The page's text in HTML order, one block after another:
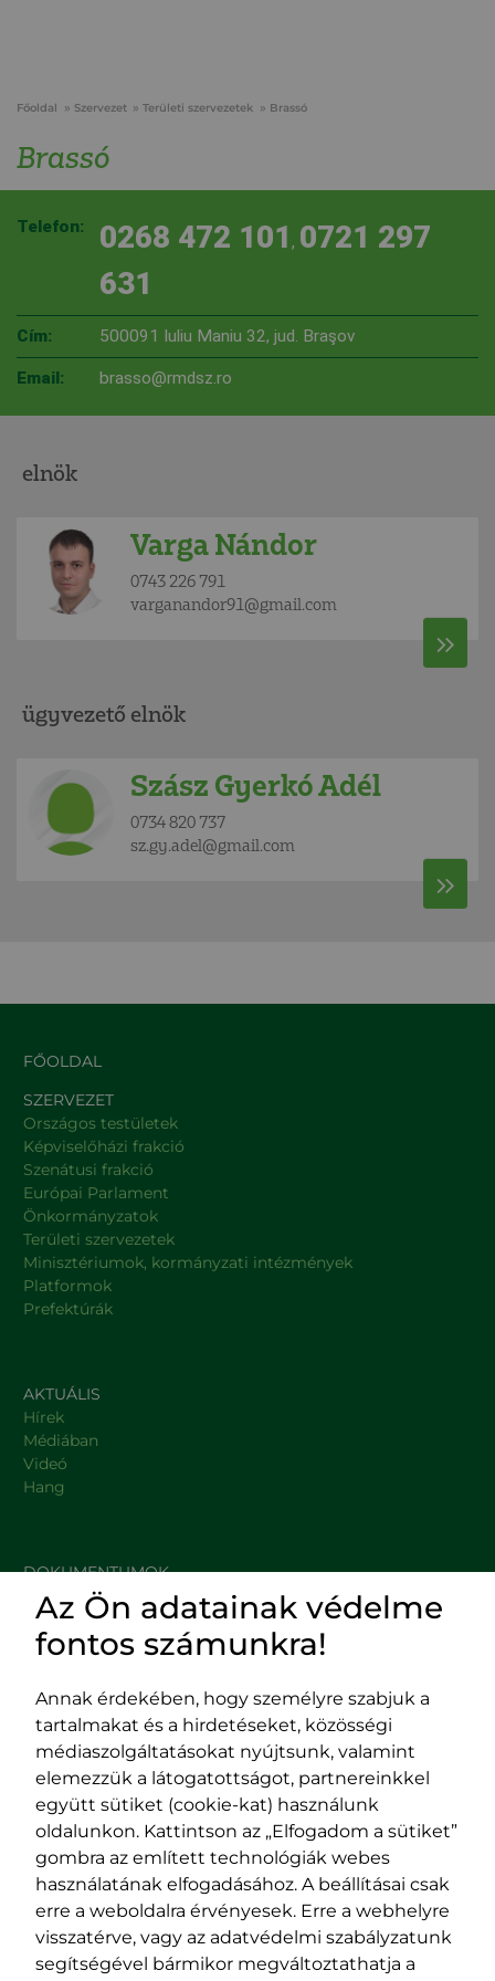
Főoldal Szervezet Területi szervezetek Brassó
Brassó
Telefon: 0268 472 101 , 0721 297
631
Cím: 500091 Iuliu Maniu 32, jud. Braşov
Email: brasso@rmdsz.ro
elnök
Varga Nándor
0743 226 791
varganandor91@gmail.com
ügyvezető elnök
Szász Gyerkó Adél
0734 820 737
sz.gy.adel@gmail.com
FŐOLDAL
SZERVEZET
Országos testületek
Képviselőházi frakció
Szenátusi frakció
Európai Parlament
Önkormányzatok
Területi szervezetek
Minisztériumok, kormányzati intézmények
Platformok
Prefektúrák
AKTUÁLIS
Hírek
Médiában
Videó
Hang
DOKUMENTUMOK
HASZNOS LINKEK
Impresszum
Adatvédelmi szabályzat
EPP program
400029 Kolozsvár,
Fürdő (Card. Iuliu Hossu) utca, 41.
szám
tel/fax:0723 250 321
email:office@rmdsz.ro
400489 Kolozsvár,
Majális utca, 60.
szám
tel/fax:0264 590 758
email:
office@rmdsz.ro
Az Ön adatainak védelme
fontos számunkra!
Annak érdekében, hogy személyre szabjuk a
tartalmakat és a hirdetéseket, közösségi
médiaszolgáltatásokat nyújtsunk, valamint
elemezzük a látogatottságot, partnereinkkel
együtt sütiket (cookie-kat) használunk
oldalunkon. Kattintson az „Elfogadom a sütiket”
gombra az említett technológiák webes
használatának elfogadásához. A beállításai csak
erre a weboldalra érvényesek. Erre a webhelyre
visszatérve, vagy az adatvédelmi szabályzatunk
segítségével bármikor megváltoztathatja a